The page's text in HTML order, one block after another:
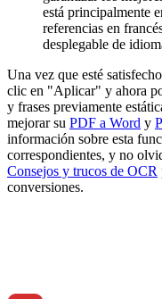
está principalmente
referencias en
desplegable de
Una vez que esté
clic en "Aplicar" y ahora
y frases previamente
mejorar su PDF a Word y
información sobre esta
correspondientes, y no
Consejos y trucos de OCR
conversiones.